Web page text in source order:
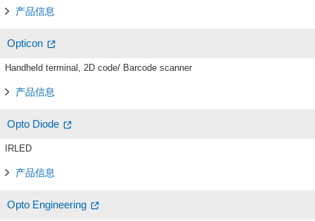
产品信息
Opticon
Handheld terminal, 2D code/ Barcode scanner
产品信息
Opto Diode
IRLED
产品信息
Opto Engineering